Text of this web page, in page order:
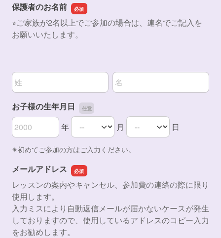
保護者のお名前
⭐︎ご家族が2名以上でご参加の場合は、連名でご記入を
お願いいたします。
名前の姓 名前の名
お子様の生年月日
お子様の生年月日の年
年
お子様の生年月日の月 月
お子様の生年月日の日 日
✴︎初めてご参加の方はご入力ください。
メールアドレス
レッスンの案内やキャンセル、参加費の連絡の際に限り
使用します。
入力ミスにより自動返信メールが届かないケースが発生
しておりますので、使用しているアドレスのコピー入力
をお勧めします。